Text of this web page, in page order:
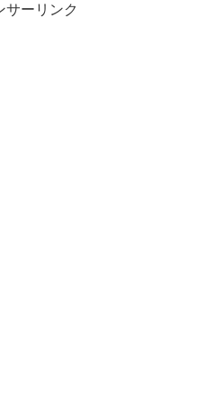
サーリンク